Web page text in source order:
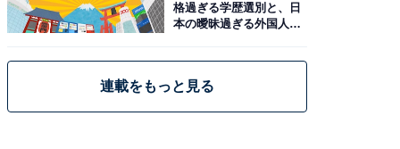
格過ぎる学歴選別と、日
本の曖昧過ぎる外国人政
連載をもっと見る